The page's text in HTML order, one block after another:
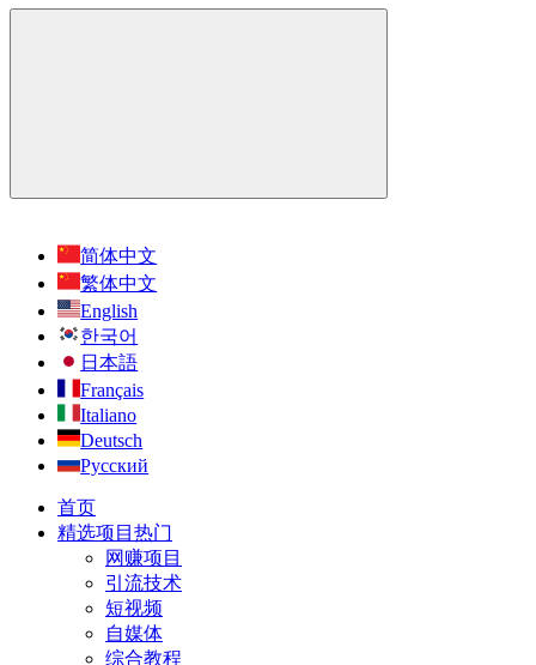
简体中文
繁体中文
English
한국어
日本語
Français
Italiano
Deutsch
Русский
首页
精选项目 热门
网赚项目
引流技术
短视频
自媒体
综合教程